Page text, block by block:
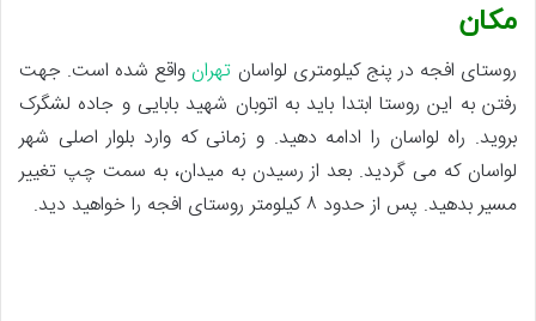
مکان
روستای افجه در پنج کیلومتری لواسان تهران واقع شده است. جهت
رفتن به این روستا ابتدا باید به اتوبان شهید بابایی و جاده لشگرک
بروید. راه لواسان را ادامه دهید. و زمانی که وارد بلوار اصلی شهر
لواسان که می گردید. بعد از رسیدن به میدان، به سمت چپ تغییر
مسیر بدهید. پس از حدود ۸ کیلومتر روستای افجه را خواهید دید.